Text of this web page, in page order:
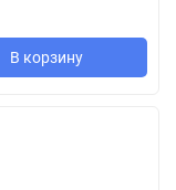
В корзину